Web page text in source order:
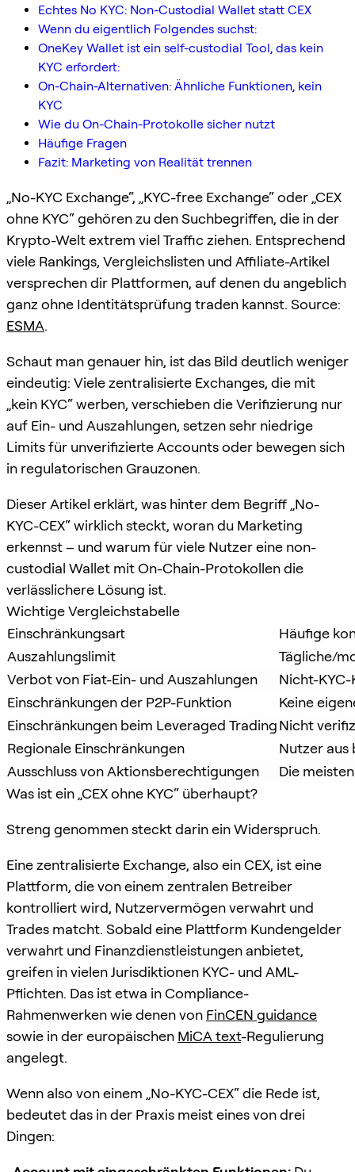
Echtes No KYC: Non-Custodial Wallet statt CEX
Wenn du eigentlich Folgendes suchst:
OneKey Wallet ist ein self-custodial Tool, das kein
KYC erfordert:
On-Chain-Alternativen: Ähnliche Funktionen, kein
KYC
Wie du On-Chain-Protokolle sicher nutzt
Häufige Fragen
Fazit: Marketing von Realität trennen
„No-KYC Exchange“, „KYC-free Exchange“ oder „CEX
ohne KYC“ gehören zu den Suchbegriffen, die in der
Krypto-Welt extrem viel Traffic ziehen. Entsprechend
viele Rankings, Vergleichslisten und Affiliate-Artikel
versprechen dir Plattformen, auf denen du angeblich
ganz ohne Identitätsprüfung traden kannst. Source:
ESMA.
Schaut man genauer hin, ist das Bild deutlich weniger
eindeutig: Viele zentralisierte Exchanges, die mit
„kein KYC“ werben, verschieben die Verifizierung nur
auf Ein- und Auszahlungen, setzen sehr niedrige
Limits für unverifizierte Accounts oder bewegen sich
in regulatorischen Grauzonen.
Dieser Artikel erklärt, was hinter dem Begriff „No-
KYC-CEX“ wirklich steckt, woran du Marketing
erkennst – und warum für viele Nutzer eine non-
custodial Wallet mit On-Chain-Protokollen die
verlässlichere Lösung ist.
Wichtige Vergleichstabelle
Einschränkungsart
Häufige
Auszahlungslimit
Tägliche/
Verbot von Fiat-Ein- und Auszahlungen
Nicht-
Einschränkungen der P2P-Funktion
Keine
Einschränkungen beim Leveraged TradingNicht
Regionale Einschränkungen
Nutzer aus
Ausschluss von Aktionsberechtigungen
Die
Was ist ein „CEX ohne KYC“ überhaupt?
Streng genommen steckt darin ein Widerspruch.
Eine zentralisierte Exchange, also ein CEX, ist eine
Plattform, die von einem zentralen Betreiber
kontrolliert wird, Nutzervermögen verwahrt und
Trades matcht. Sobald eine Plattform Kundengelder
verwahrt und Finanzdienstleistungen anbietet,
greifen in vielen Jurisdiktionen KYC- und AML-
Pflichten. Das ist etwa in Compliance-
Rahmenwerken wie denen von FinCEN guidance
sowie in der europäischen MiCA text-Regulierung
angelegt.
Wenn also von einem „No-KYC-CEX“ die Rede ist,
bedeutet das in der Praxis meist eines von drei
Dingen: